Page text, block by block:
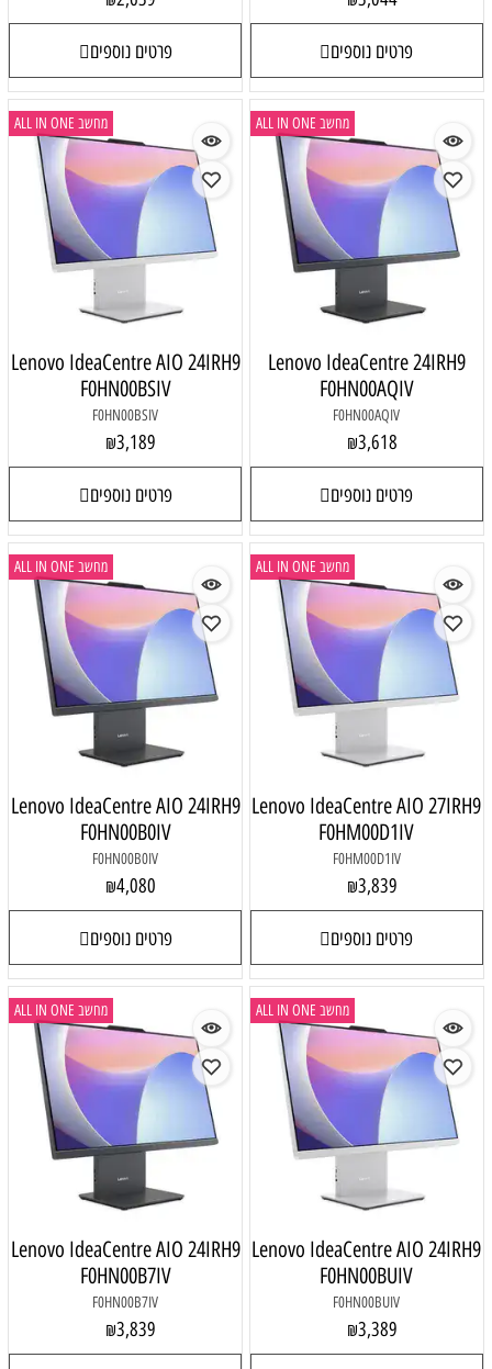
פרטים נוספים פרטים נוספים
מחשב ALL IN ONE
Lenovo IdeaCentre 24IRH9
F0HN00AQIV
F0HN00AQIV
₪3,618
פרטים נוספים
מחשב ALL IN ONE
Lenovo IdeaCentre AIO 24IRH9
F0HN00BSIV
F0HN00BSIV
₪3,189
פרטים נוספים
מחשב ALL IN ONE
Lenovo IdeaCentre AIO 27IRH9
F0HM00D1IV
F0HM00D1IV
₪3,839
פרטים נוספים
מחשב ALL IN ONE
Lenovo IdeaCentre AIO 24IRH9
F0HN00B0IV
F0HN00B0IV
₪4,080
פרטים נוספים
מחשב ALL IN ONE
Lenovo IdeaCentre AIO 24IRH9
F0HN00BUIV
F0HN00BUIV
₪3,389
מחשב ALL IN ONE
Lenovo IdeaCentre AIO 24IRH9
F0HN00B7IV
F0HN00B7IV
₪3,839